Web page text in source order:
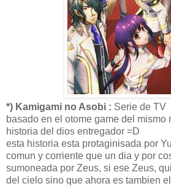
*) Kamigami no Asobi : Serie de TV
basado en el otome game del mismo
historia del dios entregador =D
esta historia esta protaginisada por
comun y corriente que un dia y por
sumoneada por Zeus, si ese Zeus,
del cielo sino que ahora es tambien